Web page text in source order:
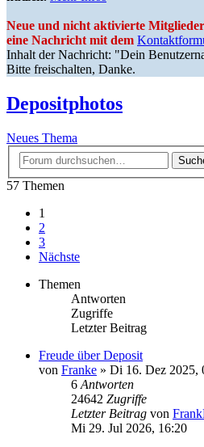
Neue und nicht aktivierte
eine Nachricht mit dem
Inhalt der Nachricht: "Dein
Bitte freischalten, Danke.
Depositphotos
Neues Thema
57 Themen
1
2
3
Nächste
Themen
Antworten
Zugriffe
Letzter Beitrag
Freude über Deposit
von Franke » Di 16. Dez 2025,
6 Antworten
24642 Zugriffe
Letzter Beitrag von
Mi 29. Jul 2026, 16:20